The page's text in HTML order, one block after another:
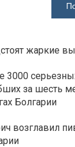
жаркие
3000
за шесть
Болгарии
возглавил